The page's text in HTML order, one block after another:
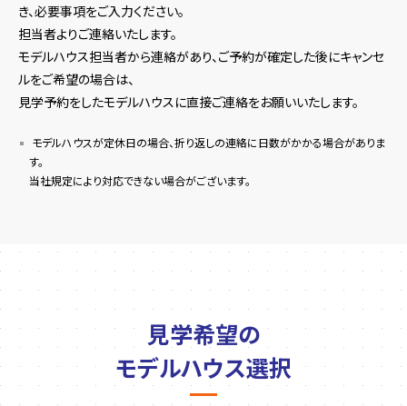
き、必要事項をご入力ください。
担当者よりご連絡いたします。
モデルハウス担当者から連絡があり、ご予約が確定した後にキャンセ
ルをご希望の場合は、
見学予約をしたモデルハウスに直接ご連絡をお願いいたします。
モデルハウスが定休日の場合、折り返しの連絡に日数がかかる場合がありま
す。
当社規定により対応できない場合がございます。
見学希望の
モデルハウス選択